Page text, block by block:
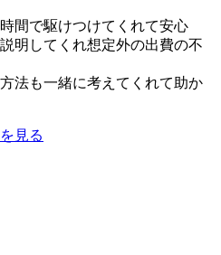
間で駆けつけてくれて安心
明してくれ想定外の出費の不
法も一緒に考えてくれて助か
見る